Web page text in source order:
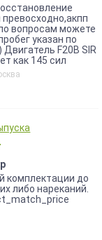
вопросам можете
указан по
F20B SIR
как 145 сил
комплектации до
либо нареканий.